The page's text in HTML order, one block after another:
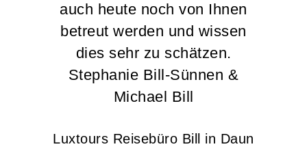
auch heute noch von Ihnen
betreut werden und wissen
dies sehr zu schätzen.
Stephanie Bill-Sünnen &
Michael Bill
Luxtours Reisebüro Bill in Daun